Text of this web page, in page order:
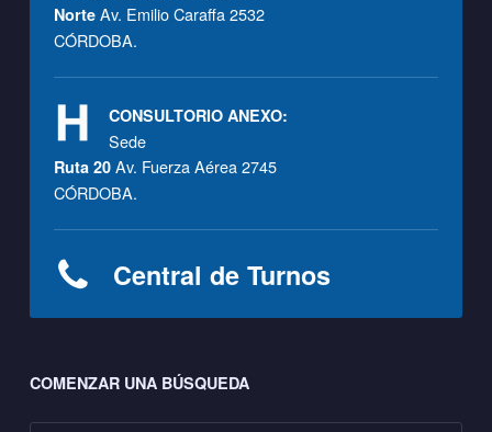
Norte Av. Emilio Caraffa 2532
CÓRDOBA.
CONSULTORIO ANEXO:
Sede
Ruta 20Av. Fuerza Aérea 2745
CÓRDOBA.
Central de Turnos
COMENZAR UNA BÚSQUEDA
Buscar: